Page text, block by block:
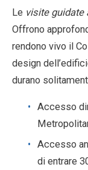
Le visite guidate
Offrono
rendono vivo il
design
durano
Accesso
Accesso
di entrare